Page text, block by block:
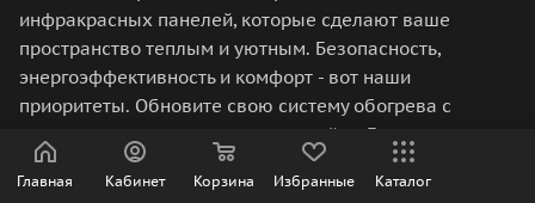
инфракрасных панелей, которые сделают ваше
пространство теплым и уютным. Безопасность,
энергоэффективность и комфорт - вот наши
приоритеты. Обновите свою систему обогрева с
помощью инновационных решений от Fastrust.ru в
Москве и Московской области и наслаждайтесь
комфортом каждый день. Перейдите в каталог
Главная Кабинет Корзина Избранные Каталог